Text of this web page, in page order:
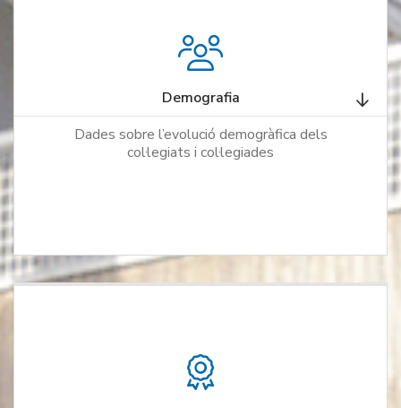
Demografia
Dades sobre l’evolució demogràfica dels
col·legiats i col·legiades